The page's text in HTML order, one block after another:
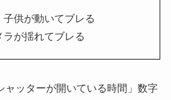
供が動いてブレる
が揺れてブレる
ャッターが開いている時間」数字